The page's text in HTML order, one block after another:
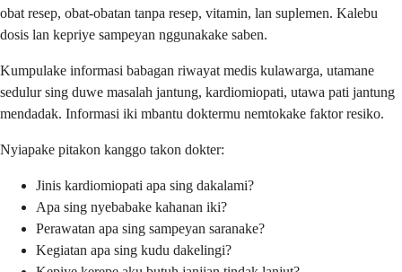
obat resep, obat-obatan tanpa resep, vitamin, lan suplemen. Kalebu
dosis lan kepriye sampeyan nggunakake saben.
Kumpulake informasi babagan riwayat medis kulawarga, utamane
sedulur sing duwe masalah jantung, kardiomiopati, utawa pati jantung
mendadak. Informasi iki mbantu doktermu nemtokake faktor resiko.
Nyiapake pitakon kanggo takon dokter:
Jinis kardiomiopati apa sing dakalami?
Apa sing nyebabake kahanan iki?
Perawatan apa sing sampeyan saranake?
Kegiatan apa sing kudu dakelingi?